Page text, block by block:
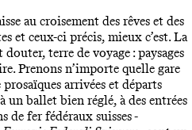
au croisement des rêves et des
et ceux-ci précis, mieux c’est. La
terre de voyage : paysages
Prenons n’importe quelle gare
arrivées et départs
un ballet bien réglé, à des entrées
de fer fédéraux suisses -